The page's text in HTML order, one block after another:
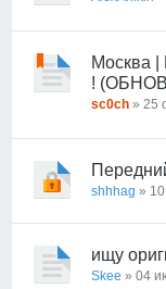
Москва |
!
sc0ch » 25
shhhag »
ищу
Skee » 04